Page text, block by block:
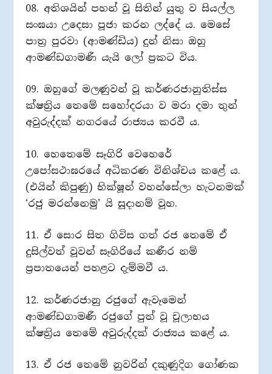
08. අතිශයින් පහන් වූ සිතින් යුතු ව සියල්ල
සංඝයා උදෙසා පූජා කරන ලද්දේ ය. මෙසේ
පාත්‍ර පුරවා (ආමණ්ඩිය) දුන් නිසා ඔහු
ආමණ්ඩගාමණී යැයි ලෝ ප්‍රකට විය.
09. ඔහුගේ මලණුවන් වූ කර්ණරජානුතිස්ස
ක්ෂත්‍රිය තෙමේ සහෝදරයා ව මරා දමා තුන්
අවුරුද්දක් නගරයේ රාජ්‍යය කරවී ය.
10. හෙතෙමේ සෑගිරි වෙහෙරේ
උපෝසථාඝරයේ අධිකරණ විනිශ්චය කළේ ය.
(එයින් කිපුණු) භික්ෂූන් වහන්සේලා හැටනමක්
‘රජු මරන්නෙමු’ යි සූදානම් වූහ.
11. ඒ සොර සිත ගිවිස ගත් රජ තෙමේ ඒ
දුසිල්වත් වූවන් සෑගිරියේ කණීර නම්
ප්‍රපාතයෙන් පහළට දැම්මවී ය.
12. කර්ණරජානු රජුගේ ඇවෑමෙන්
ආමණ්ඩගාමණී රජුගේ පුත් වූ චූලාභය
ක්ෂත්‍රිය තෙමේ අවුරුද්දක් රාජ්‍යය කළේ ය.
13. ඒ රජ තෙමේ නුවරින් දකුණුදිග ගෝණක